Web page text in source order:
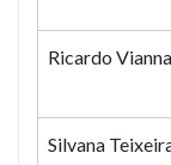
Ricardo
Silvana